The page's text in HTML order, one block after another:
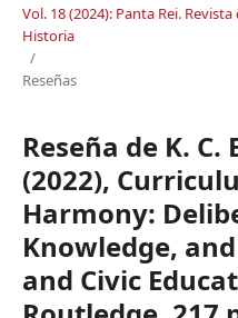
Vol. 18 (2024): Panta Rei.
Historia
/
Reseñas
Reseña de K.
(2022),
Harmony:
Knowledge,
and Civic